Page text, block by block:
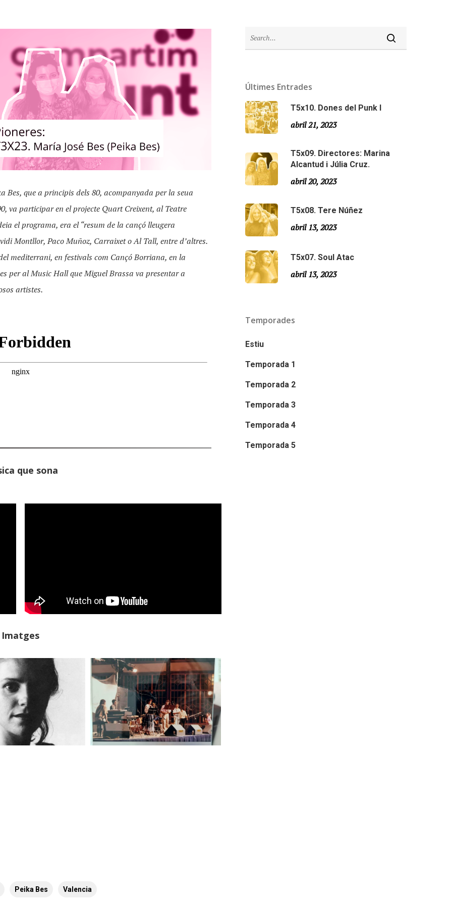
Bes, que a principis dels 80, acompanyada per la seua
va participar en el projecte Quart Creixent, al Teatre
el programa, era el “resum de la cançó lleugera
Montllor, Paco Muñoz, Carraixet o Al Tall, entre d’altres.
mediterrani, en festivals com Cançó Borriana, en la
per al Music Hall que Miguel Brassa va presentar a
artistes.
que sona
Imatges
Peika Bes Valencia
Últimes Entrades
T5x10. Dones del Punk I
abril 21, 2023
T5x09. Directores: Marina
Alcantud i Júlia Cruz.
abril 20, 2023
T5x08. Tere Núñez
abril 13, 2023
T5x07. Soul Atac
abril 13, 2023
Temporades
Estiu
Temporada 1
Temporada 2
Temporada 3
Temporada 4
Temporada 5